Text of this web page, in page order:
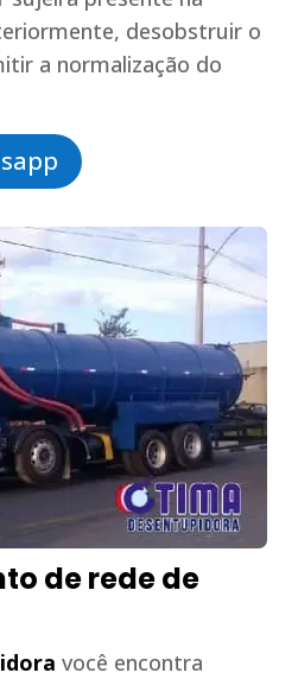
desobstruir o
a normalização do
de rede de
você encontra